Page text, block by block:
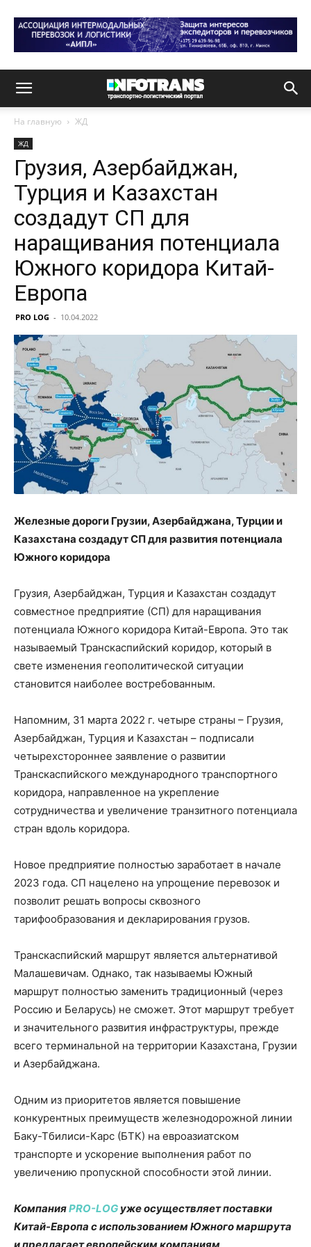
На главную ЖД
ЖД
Грузия, Азербайджан,
Турция и Казахстан
создадут СП для
наращивания потенциала
Южного коридора Китай-
Европа
PRO LOG - 10.04.2022
Железные дороги Грузии, Азербайджана, Турции и
Казахстана создадут СП для развития потенциала
Южного коридора
Грузия, Азербайджан, Турция и Казахстан создадут
совместное предприятие (СП) для наращивания
потенциала Южного коридора Китай-Европа. Это так
называемый Транскаспийский коридор, который в
свете изменения геополитической ситуации
становится наиболее востребованным.
Напомним, 31 марта 2022 г. четыре страны – Грузия,
Азербайджан, Турция и Казахстан – подписали
четырехстороннее заявление о развитии
Транскаспийского международного транспортного
коридора, направленное на укрепление
сотрудничества и увеличение транзитного потенциала
стран вдоль коридора.
Новое предприятие полностью заработает в начале
2023 года. СП нацелено на упрощение перевозок и
позволит решать вопросы сквозного
тарифообразования и декларирования грузов.
Транскаспийский маршрут является альтернативой
Малашевичам. Однако, так называемы Южный
маршрут полностью заменить традиционный (через
Россию и Беларусь) не сможет. Этот маршрут требует
и значительного развития инфраструктуры, прежде
всего терминальной на территории Казахстана, Грузии
и Азербайджана.
Одним из приоритетов является повышение
конкурентных преимуществ железнодорожной линии
Баку-Тбилиси-Карс (БТК) на евроазиатском
транспорте и ускорение выполнения работ по
увеличению пропускной способности этой линии.
КомпанияPRO-LOG уже осуществляет поставки
Китай-Европа с использованием Южного маршрута